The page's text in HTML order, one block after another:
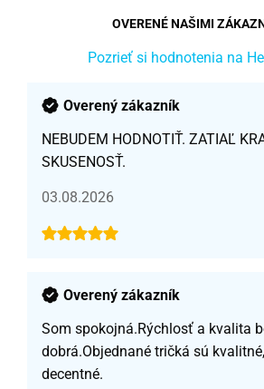
OVERENÉ NAŠIMI
Pozrieť si hodnotenia na
Overený zákazník
NEBUDEM HODNOTIŤ. ZATIAĽ
SKUSENOSŤ.
03.08.2026
Overený zákazník
Som spokojná.Rýchlosť a kvalita
dobrá.Objednané tričká sú
decentné.